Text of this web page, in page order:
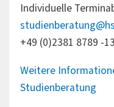
Individuelle
+49 (0)2381 8789 -
Weitere
Studienberatung